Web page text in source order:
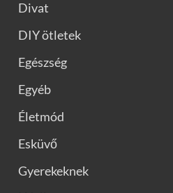
Divat
DIY ötletek
Egészség
Egyéb
Életmód
Esküvő
Gyerekeknek